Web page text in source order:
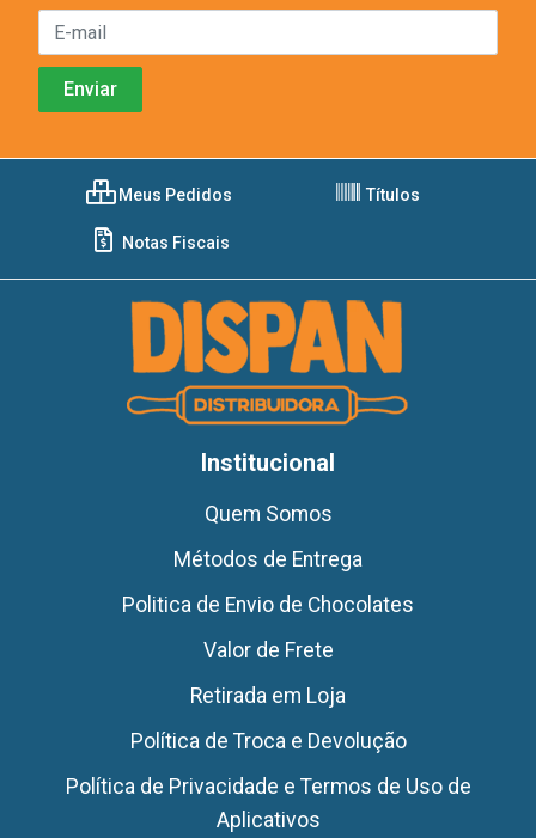
Meus Pedidos Títulos
Notas Fiscais
Institucional
Quem Somos
Métodos de Entrega
Politica de Envio de Chocolates
Valor de Frete
Retirada em Loja
Política de Troca e Devolução
Política de Privacidade e Termos de Uso de
Aplicativos